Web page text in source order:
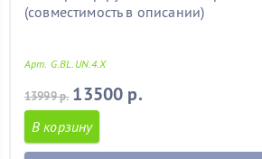
(совместимость в описании)
Арт. G.BL.UN.4.X
13999 р. 13500 р.
В корзину